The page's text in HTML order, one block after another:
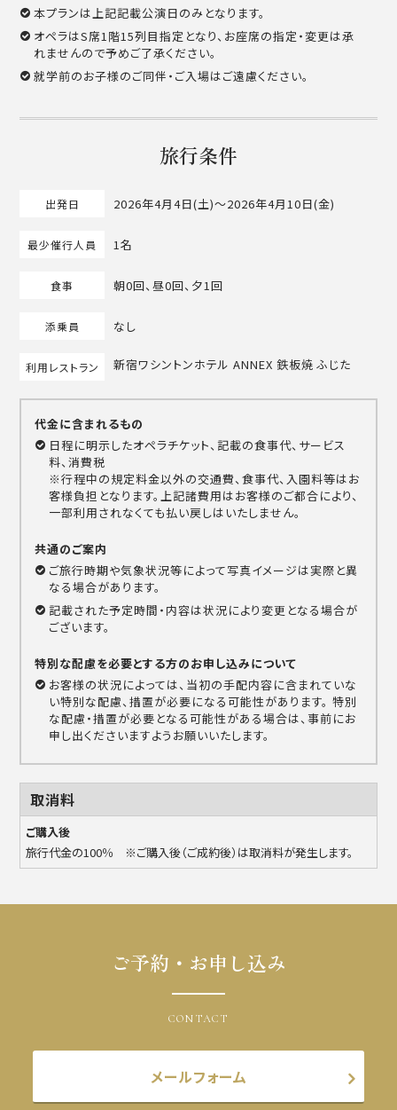
本プランは上記記載公演日のみとなります。
オペラはS席1階15列目指定となり、お座席の指定・変更は承
れませんので予めご了承ください。
就学前のお子様のご同伴・ご入場はご遠慮ください。
旅行条件
出発日 2026年4月4日(土)～2026年4月10日(金)
最少催行人員 1名
食事 朝0回、昼0回、夕1回
添乗員 なし
利用レストラン 新宿ワシントンホテル ANNEX 鉄板焼 ふじた
代金に含まれるもの
日程に明示したオペラチケット、記載の食事代、サービス
料、消費税
※行程中の規定料金以外の交通費、食事代、入園料等はお
客様負担となります。上記諸費用はお客様のご都合により、
一部利用されなくても払い戻しはいたしません。
共通のご案内
ご旅行時期や気象状況等によって写真イメージは実際と異
なる場合があります。
記載された予定時間・内容は状況により変更となる場合が
ございます。
特別な配慮を必要とする方のお申し込みについて
お客様の状況によっては、当初の手配内容に含まれていな
い特別な配慮、措置が必要になる可能性があります。 特別
な配慮・措置が必要となる可能性がある場合は、事前にお
申し出くださいますようお願いいたします。
取消料
ご購入後
旅行代金の100％ ※ご購入後（ご成約後）は取消料が発生します。
ご予約・お申し込み
CONTACT
メールフォーム